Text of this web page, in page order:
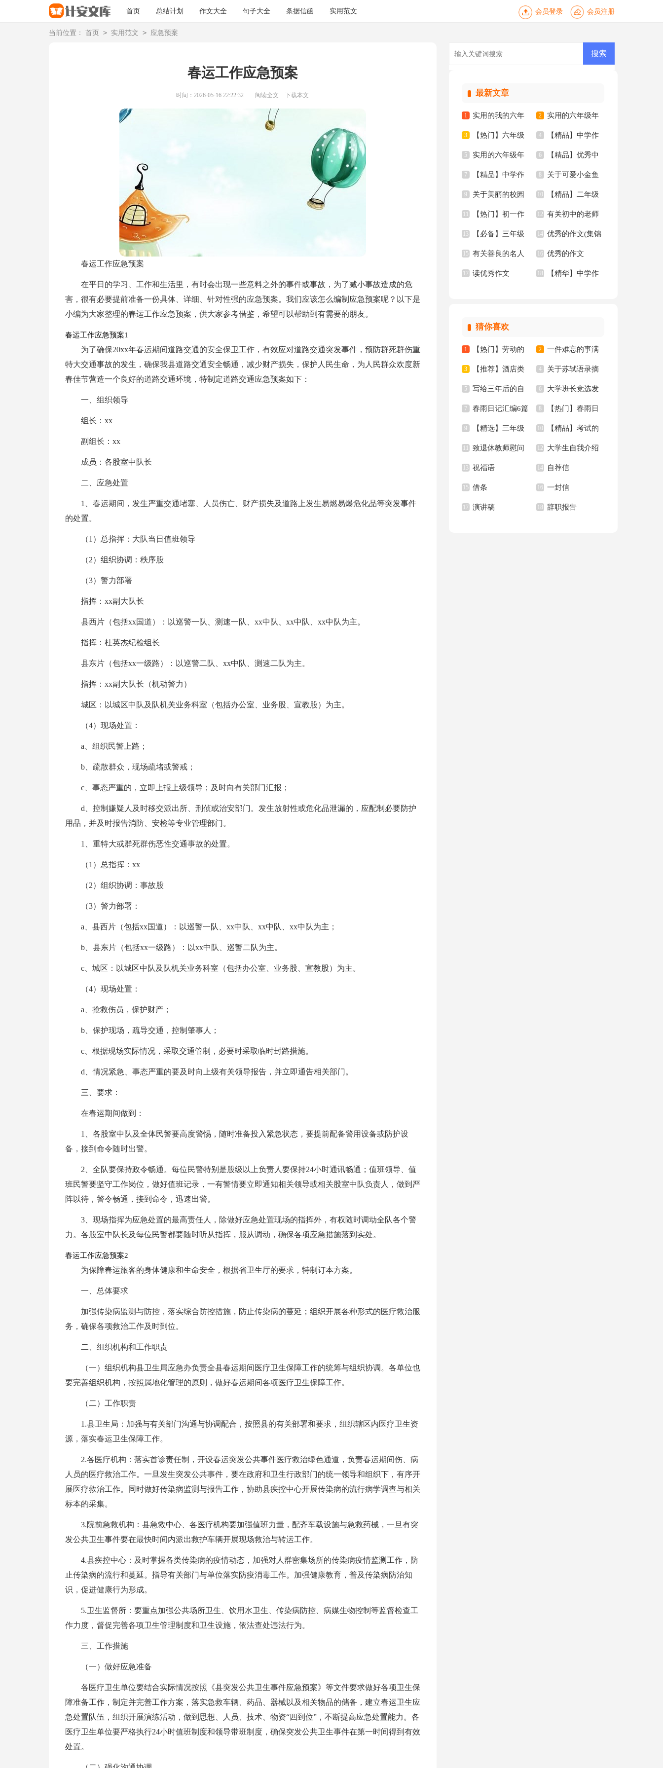
首页 总结计划 作文大全 句子大全 条据信函 实用范文 会员登录 会员注册
当前位置： 首页 > 实用范文 > 应急预案
春运工作应急预案
时间：2026-05-16 22:22:32 阅读全文 下载本文
春运工作应急预案
在平日的学习、工作和生活里，有时会出现一些意料之外的事件或事故，为了减小事故造成的危
害，很有必要提前准备一份具体、详细、针对性强的应急预案。我们应该怎么编制应急预案呢？以下是
小编为大家整理的春运工作应急预案，供大家参考借鉴，希望可以帮助到有需要的朋友。
春运工作应急预案1
为了确保20xx年春运期间道路交通的安全保卫工作，有效应对道路交通突发事件，预防群死群伤重
特大交通事故的发生，确保我县道路交通安全畅通，减少财产损失，保护人民生命，为人民群众欢度新
春佳节营造一个良好的道路交通环境，特制定道路交通应急预案如下：
一、组织领导
组长：xx
副组长：xx
成员：各股室中队长
二、应急处置
1、春运期间，发生严重交通堵塞、人员伤亡、财产损失及道路上发生易燃易爆危化品等突发事件
的处置。
（1）总指挥：大队当日值班领导
（2）组织协调：秩序股
（3）警力部署
指挥：xx副大队长
县西片（包括xx国道）：以巡警一队、测速一队、xx中队、xx中队、xx中队为主。
指挥：杜英杰纪检组长
县东片（包括xx一级路）：以巡警二队、xx中队、测速二队为主。
指挥：xx副大队长（机动警力）
城区：以城区中队及队机关业务科室（包括办公室、业务股、宣教股）为主。
（4）现场处置：
a、组织民警上路；
b、疏散群众，现场疏堵或警戒；
c、事态严重的，立即上报上级领导；及时向有关部门汇报；
d、控制嫌疑人及时移交派出所、刑侦或治安部门。发生放射性或危化品泄漏的，应配制必要防护
用品，并及时报告消防、安检等专业管理部门。
1、重特大或群死群伤恶性交通事故的处置。
（1）总指挥：xx
（2）组织协调：事故股
（3）警力部署：
a、县西片（包括xx国道）：以巡警一队、xx中队、xx中队、xx中队为主；
b、县东片（包括xx一级路）：以xx中队、巡警二队为主。
c、城区：以城区中队及队机关业务科室（包括办公室、业务股、宣教股）为主。
（4）现场处置：
a、抢救伤员，保护财产；
b、保护现场，疏导交通，控制肇事人；
c、根据现场实际情况，采取交通管制，必要时采取临时封路措施。
d、情况紧急、事态严重的要及时向上级有关领导报告，并立即通告相关部门。
三、要求：
在春运期间做到：
1、各股室中队及全体民警要高度警惕，随时准备投入紧急状态，要提前配备警用设备或防护设
备，接到命令随时出警。
2、全队要保持政令畅通。每位民警特别是股级以上负责人要保持24小时通讯畅通；值班领导、值
班民警要坚守工作岗位，做好值班记录，一有警情要立即通知相关领导或相关股室中队负责人，做到严
阵以待，警令畅通，接到命令，迅速出警。
3、现场指挥为应急处置的最高责任人，除做好应急处置现场的指挥外，有权随时调动全队各个警
力。各股室中队长及每位民警都要随时听从指挥，服从调动，确保各项应急措施落到实处。
春运工作应急预案2
为保障春运旅客的身体健康和生命安全，根据省卫生厅的要求，特制订本方案。
一、总体要求
加强传染病监测与防控，落实综合防控措施，防止传染病的蔓延；组织开展各种形式的医疗救治服
务，确保各项救治工作及时到位。
二、组织机构和工作职责
（一）组织机构县卫生局应急办负责全县春运期间医疗卫生保障工作的统筹与组织协调。各单位也
要完善组织机构，按照属地化管理的原则，做好春运期间各项医疗卫生保障工作。
（二）工作职责
1.县卫生局：加强与有关部门沟通与协调配合，按照县的有关部署和要求，组织辖区内医疗卫生资
源，落实春运卫生保障工作。
2.各医疗机构：落实首诊责任制，开设春运突发公共事件医疗救治绿色通道，负责春运期间伤、病
人员的医疗救治工作。一旦发生突发公共事件，要在政府和卫生行政部门的统一领导和组织下，有序开
展医疗救治工作。同时做好传染病监测与报告工作，协助县疾控中心开展传染病的流行病学调查与相关
标本的采集。
3.院前急救机构：县急救中心、各医疗机构要加强值班力量，配齐车载设施与急救药械，一旦有突
发公共卫生事件要在最快时间内派出救护车辆开展现场救治与转运工作。
4.县疾控中心：及时掌握各类传染病的疫情动态，加强对人群密集场所的传染病疫情监测工作，防
止传染病的流行和蔓延。指导有关部门与单位落实防疫消毒工作。加强健康教育，普及传染病防治知
识，促进健康行为形成。
5.卫生监督所：要重点加强公共场所卫生、饮用水卫生、传染病防控、病媒生物控制等监督检查工
作力度，督促完善各项卫生管理制度和卫生设施，依法查处违法行为。
三、工作措施
（一）做好应急准备
各医疗卫生单位要结合实际情况按照《县突发公共卫生事件应急预案》等文件要求做好各项卫生保
障准备工作，制定并完善工作方案，落实急救车辆、药品、器械以及相关物品的储备，建立春运卫生应
急处置队伍，组织开展演练活动，做到思想、人员、技术、物资“四到位”，不断提高应急处置能力。各
医疗卫生单位要严格执行24小时值班制度和领导带班制度，确保突发公共卫生事件在第一时间得到有效
处置。
最新文章
1 实用的我的六年
级小学作文锦集7篇
2 实用的六年级年
的作文300字4篇
3 【热门】六年级
的作文集锦5篇
4 【精品】中学作
文合集6篇
5 实用的六年级年
的作文300字合集9篇
6 【精品】优秀中
学作文合集八篇
7 【精品】中学作
文汇编五篇
8 关于可爱小金鱼
二年级作文十篇
9 关于美丽的校园
三年级作文汇编7篇
10 【精品】二年级
家乡作文3篇
11 【热门】初一作
文汇编5篇
12 有关初中的老师
作文锦集十篇
13 【必备】三年级
优秀作文6篇
14 优秀的作文(集锦
15篇)
15 有关善良的名人
名言
16 优秀的作文
【精】
17 读优秀作文 18 【精华】中学作
猜你喜欢
1 【热门】劳动的
日记三篇
2 一件难忘的事满
分作文汇总五篇
3 【推荐】酒店类
实习报告模板汇总十
篇
4 关于苏轼语录摘
抄（精选40句）
5 写给三年后的自
己的一封信
6 大学班长竞选发
言稿
7 春雨日记汇编6篇 8 【热门】春雨日
记四篇
9 【精选】三年级
满分作文锦集五篇
10 【精品】考试的
作文合集六篇
11 致退休教师慰问
信15篇
12 大学生自我介绍
演讲稿
13 祝福语 14 自荐信
15 借条 16 一封信
17 演讲稿 18 辞职报告